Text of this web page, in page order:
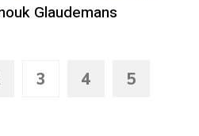
Glaudemans
3 4 5